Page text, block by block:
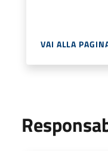
VAI ALLA